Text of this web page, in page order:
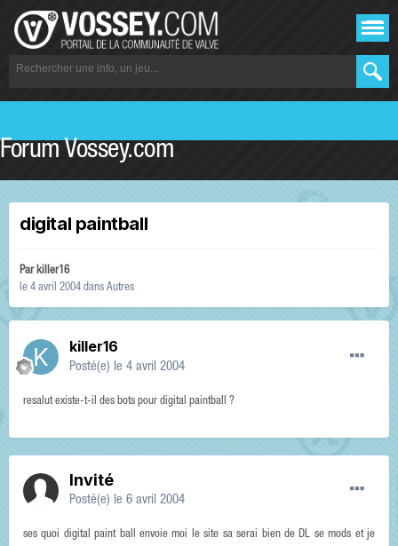
Forum Vossey.com
digital paintball
Parkiller16
le 4 avril 2004 dans Autres
killer16
Posté(e) le 4 avril 2004
resalut existe-t-il des bots pour digital paintball ?
Invité
Posté(e) le 6 avril 2004
ses quoi digital paint ball envoie moi le site sa serai bien de DL se mods et je